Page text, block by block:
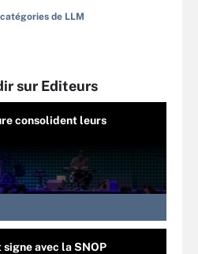
de LLM
sur Editeurs
consolident leurs
avec la SNOP